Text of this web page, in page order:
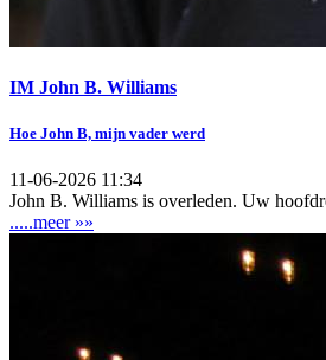
IM John B. Williams
Hoe John B, mijn vader werd
11-06-2026 11:34
John B. Williams is overleden. Uw
.....meer »»